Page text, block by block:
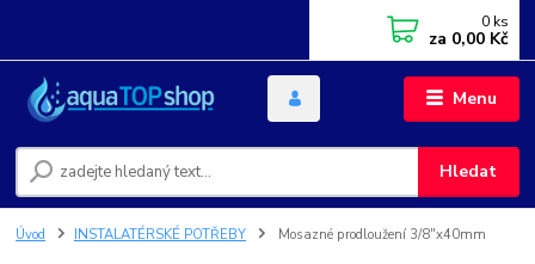
Menu
Hledat
0 ks
za 0,00 Kč
Úvod INSTALATÉRSKÉ POTŘEBY Mosazné prodloužení 3/8"x40mm